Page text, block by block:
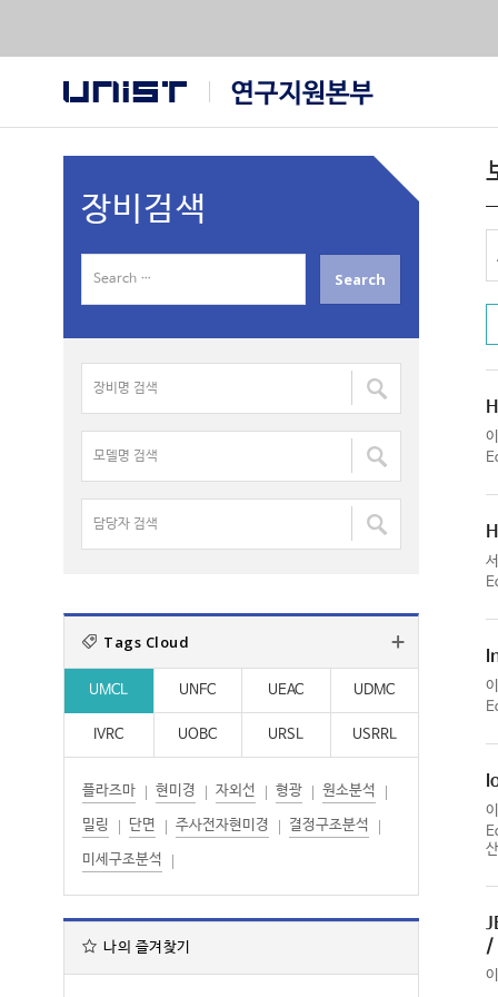
/
장비검색
f
장
명
검
색
모
명
검
색
담
색
:
Tags Cloud
UMCL UNFC UEAC UDMC
IVRC UOBC URSL USRRL
플라즈마 현미경 자외선 형광 원소분석
밀링 단면 주사전자현미경 결정구조분석
미세구조분석
나의 즐겨찾기